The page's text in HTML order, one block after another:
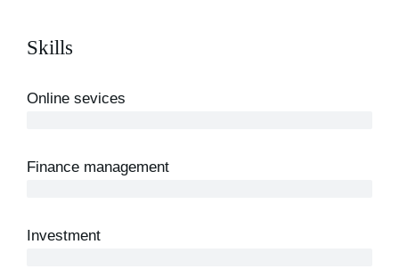
Skills
Online sevices
Finance management
Investment